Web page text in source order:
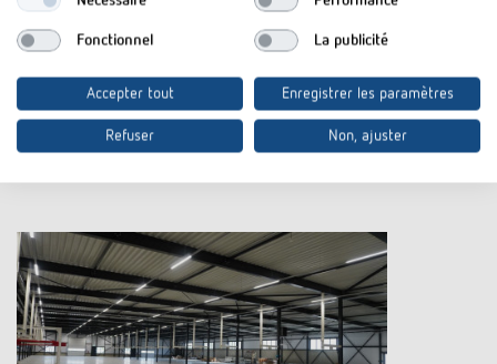
automatisé de l'éclairage et du chauffage et une flexibilité pour
KNX pour une commande d'éclairage et de chauffage extensible de
manière flexible.
En savoir plus
Fonctionnel La publicité
Accepter tout Enregistrer les paramètres
Refuser Non, ajuster